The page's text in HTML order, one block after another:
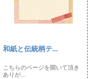
和紙と伝統柄テ...
こちらのページを開いて頂き
ありが...